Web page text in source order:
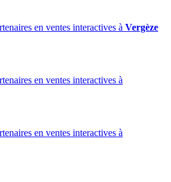
en ventes interactives à Vergèze
en ventes interactives à
en ventes interactives à